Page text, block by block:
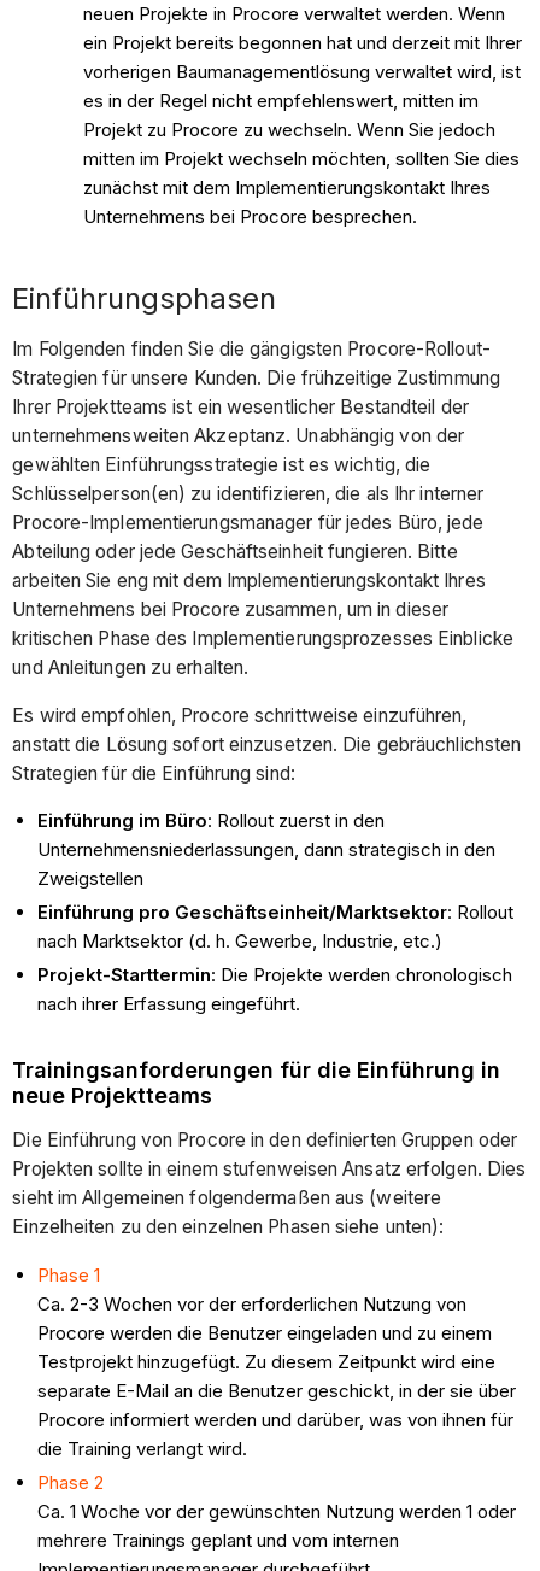
neuen Projekte in Procore verwaltet werden. Wenn
ein Projekt bereits begonnen hat und derzeit mit Ihrer
vorherigen Baumanagementlösung verwaltet wird, ist
es in der Regel nicht empfehlenswert, mitten im
Projekt zu Procore zu wechseln. Wenn Sie jedoch
mitten im Projekt wechseln möchten, sollten Sie dies
zunächst mit dem Implementierungskontakt Ihres
Unternehmens bei Procore besprechen.
Einführungsphasen
Im Folgenden finden Sie die gängigsten Procore-Rollout-
Strategien für unsere Kunden. Die frühzeitige Zustimmung
Ihrer Projektteams ist ein wesentlicher Bestandteil der
unternehmensweiten Akzeptanz. Unabhängig von der
gewählten Einführungsstrategie ist es wichtig, die
Schlüsselperson(en) zu identifizieren, die als Ihr interner
Procore-Implementierungsmanager für jedes Büro, jede
Abteilung oder jede Geschäftseinheit fungieren. Bitte
arbeiten Sie eng mit dem Implementierungskontakt Ihres
Unternehmens bei Procore zusammen, um in dieser
kritischen Phase des Implementierungsprozesses Einblicke
und Anleitungen zu erhalten.
Es wird empfohlen, Procore schrittweise einzuführen,
anstatt die Lösung sofort einzusetzen. Die gebräuchlichsten
Strategien für die Einführung sind:
Einführung im Büro: Rollout zuerst in den
Unternehmensniederlassungen, dann strategisch in den
Zweigstellen
Einführung pro Geschäftseinheit/Marktsektor: Rollout
nach Marktsektor (d. h. Gewerbe, Industrie, etc.)
Projekt-Starttermin: Die Projekte werden chronologisch
nach ihrer Erfassung eingeführt.
Trainingsanforderungen für die Einführung in
neue Projektteams
Die Einführung von Procore in den definierten Gruppen oder
Projekten sollte in einem stufenweisen Ansatz erfolgen. Dies
sieht im Allgemeinen folgendermaßen aus (weitere
Einzelheiten zu den einzelnen Phasen siehe unten):
Phase 1
Ca. 2-3 Wochen vor der erforderlichen Nutzung von
Procore werden die Benutzer eingeladen und zu einem
Testprojekt hinzugefügt. Zu diesem Zeitpunkt wird eine
separate E-Mail an die Benutzer geschickt, in der sie über
Procore informiert werden und darüber, was von ihnen für
die Training verlangt wird.
Phase 2
Ca. 1 Woche vor der gewünschten Nutzung werden 1 oder
mehrere Trainings geplant und vom internen